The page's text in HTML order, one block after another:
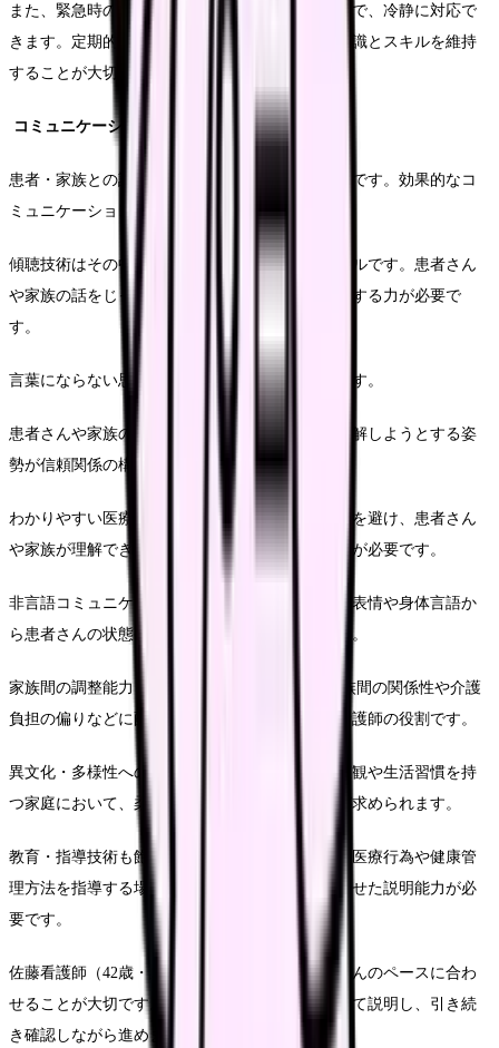
また、緊急時の判断基準を明確にしておきますので、冷静に対応で
きます。定期的な勉強会やシミュレーションで知識とスキルを維持
することが大切です」とアドバイスします。
コミュニケーションスキル
患者・家族との詳細な関係構築は在宅ケアの基盤です。効果的なコ
ミュニケーションスキルは暫定的です。
傾聴技術はその中でも最も基本的かつ重要なスキルです。患者さん
や家族の話をじっくりと聴き、真のニーズを認識する力が必要で
す。
言葉にならない思いにも気づく感性が求められます。
患者さんや家族の立場に立って、その気持ちを理解しようとする姿
勢が信頼関係の構築につながります。
わかりやすい医療説明能力が重要です。専門用語を避け、患者さん
や家族が理解できる言葉で医療情報を伝える技術が必要です。
非言語コミュニケーションの読解力も大切です。表情や身体言語か
ら患者さんの状態や思いを最大限に求められます。
家族間の調整能力も在宅ケアでは重要です。 家族間の関係性や介護
負担の偏りなどに配慮し、調整することも訪問看護師の役割です。
異文化・多様性への理解も必要です。様々な価値観や生活習慣を持
つ家庭において、柔軟な対応力と受容的な姿勢が求められます。
教育・指導技術も飽きません。患者さんや家族に医療行為や健康管
理方法を指導する場面が多く、相手の理解に合わせた説明能力が必
要です。
佐藤看護師（42歳・訪問看護歴12年）は「患者さんのペースに合わ
せることが大切です。特に高齢者には時間をかけて説明し、引き続
き確認しながら進めます。